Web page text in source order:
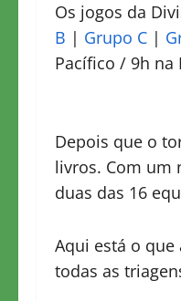
Os jogos da
B | Grupo C |
Pacífico / 9h na
Depois que o
livros. Com um
duas das 16
Aqui está o
todas as